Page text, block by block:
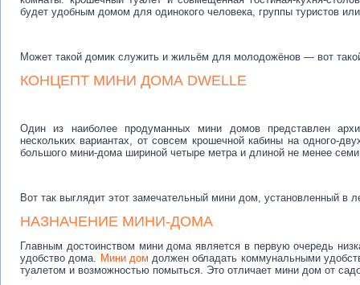
будет удобным домом для одинокого человека, группы туристов
Может такой домик служить и жильём для молодожёнов — вот
КОНЦЕПТ МИНИ ДОМА DWELLE
Один из наиболее продуманных мини домов представлен
нескольких вариантах, от совсем крошечной кабины на одного-
большого мини-дома шириной четыре метра и длиной не менее
Вот так выглядит этот замечательный мини дом, установленный в
НАЗНАЧЕНИЕ МИНИ-ДОМА
Главным достоинством мини дома является в первую очередь
удобство дома. Мини дом должен обладать коммунальными
туалетом и возможностью помыться. Это отличает мини дом от